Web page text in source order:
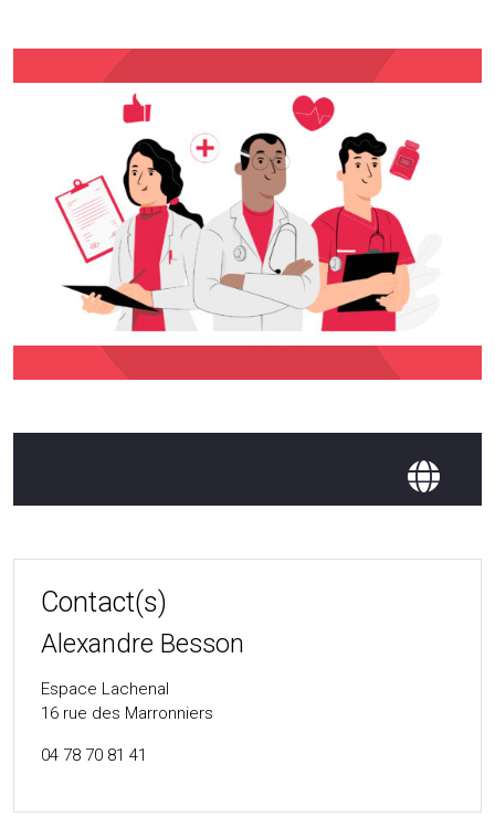
Contact(s)
Alexandre Besson
Espace Lachenal
16 rue des Marronniers
04 78 70 81 41